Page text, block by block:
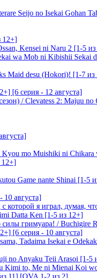
Seijo no Isekai Gohan
12+]
Kensei ni Naru 2 [1-5
wa Mob ni Kibishii Sekai
Maid desu (Hokori)! [1-7 из
[6 серия - 12 августа]
/ Clevatess 2: Majuu
mo Muishiki ni
12+]
Game nante Shinai [1-5
10 августа]
я играл, думая,
Datta Ken [1-5 из 12+]
силы гримуара! / Buchigire
[6 серия - 10 августа]
Tadaima Isekai e
no Anyaku Teii Arasoi [1-5
Kimi to, Me ni Mienai Koi
11] [OVA 1-2 из 2]